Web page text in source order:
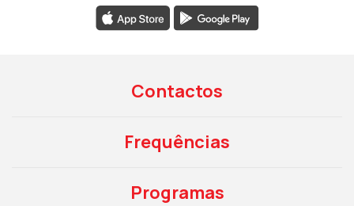
Contactos
Frequências
Programas